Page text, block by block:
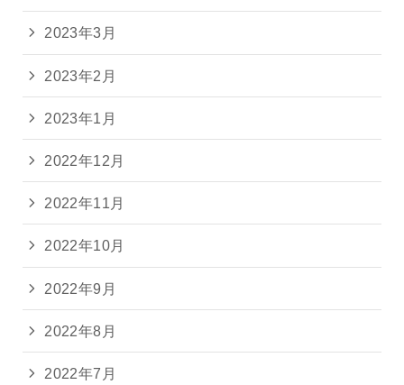
2023年3月
2023年2月
2023年1月
2022年12月
2022年11月
2022年10月
2022年9月
2022年8月
2022年7月